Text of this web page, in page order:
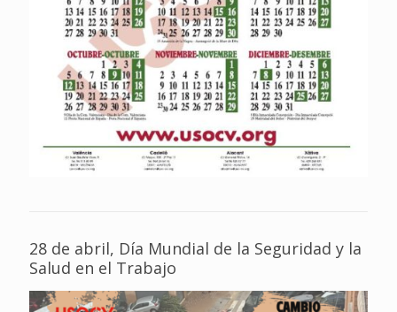
28 de abril, Día Mundial de la Seguridad y la
Salud en el Trabajo